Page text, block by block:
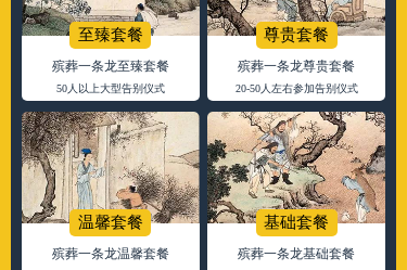
至臻套餐
殡葬一条龙至臻套餐
50人以上大型告别仪式
尊贵套餐
殡葬一条龙尊贵套餐
20-50人左右参加告别仪式
温馨套餐
殡葬一条龙温馨套餐
基础套餐
殡葬一条龙基础套餐